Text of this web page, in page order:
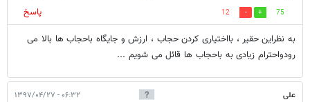
75
12
پاسخ
به نظراین حقیر ، بااختیاری کردن حجاب ، ارزش و جایگاه باحجاب ها بالا می
رودواحترام زیادی به باحجاب ها قائل می شویم ...
علی ۰۶:۳۲ - ۱۳۹۷/۰۴/۲۷